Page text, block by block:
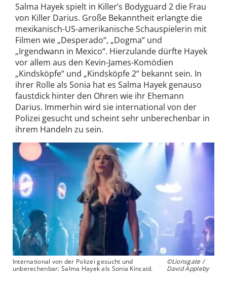
Salma Hayek spielt in Killer’s Bodyguard 2 die Frau
von Killer Darius. Große Bekanntheit erlangte die
mexikanisch-US-amerikanische Schauspielerin mit
Filmen wie „Desperado“, „Dogma“ und
„Irgendwann in Mexico“. Hierzulande dürfte Hayek
vor allem aus den Kevin-James-Komödien
„Kindsköpfe“ und „Kindsköpfe 2“ bekannt sein. In
ihrer Rolle als Sonia hat es Salma Hayek genauso
faustdick hinter den Ohren wie ihr Ehemann
Darius. Immerhin wird sie international von der
Polizei gesucht und scheint sehr unberechenbar in
ihrem Handeln zu sein.
International von der Polizei gesucht und
unberechenbar: Salma Hayek als Sonia Kincaid.
©Lionsgate /
David Appleby